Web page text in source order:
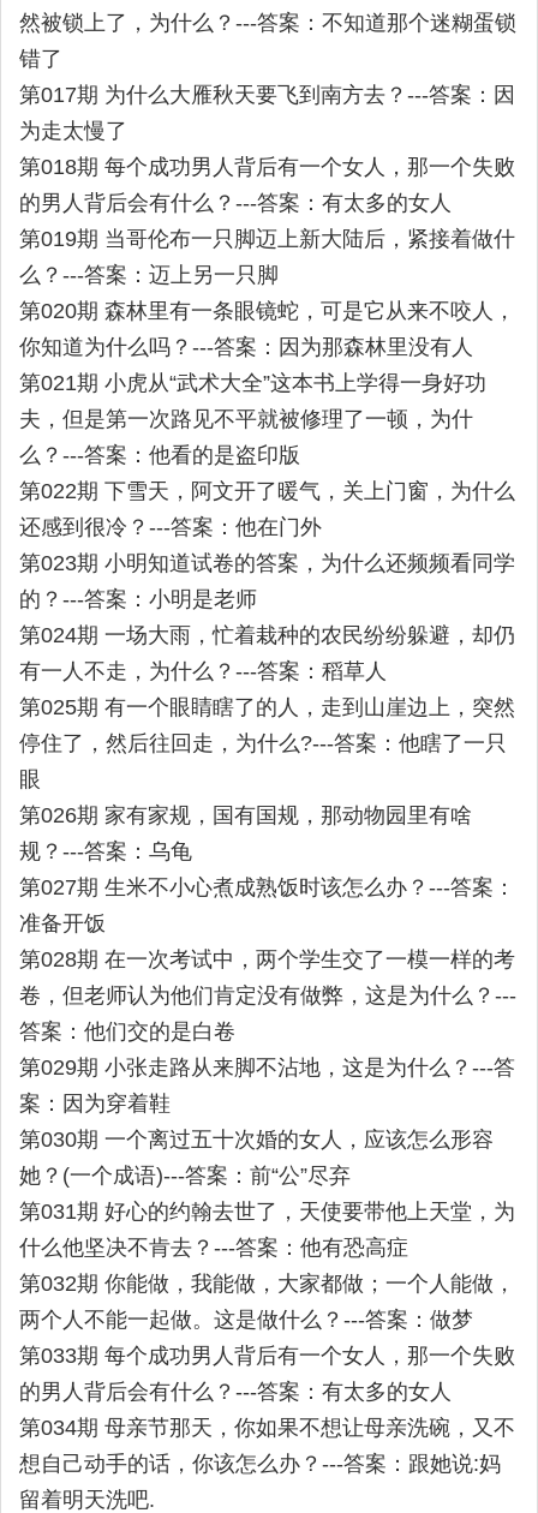
然被锁上了，为什么？---答案：不知道那个迷糊蛋锁
错了
第017期 为什么大雁秋天要飞到南方去？---答案：因
为走太慢了
第018期 每个成功男人背后有一个女人，那一个失败
的男人背后会有什么？---答案：有太多的女人
第019期 当哥伦布一只脚迈上新大陆后，紧接着做什
么？---答案：迈上另一只脚
第020期 森林里有一条眼镜蛇，可是它从来不咬人，
你知道为什么吗？---答案：因为那森林里没有人
第021期 小虎从“武术大全”这本书上学得一身好功
夫，但是第一次路见不平就被修理了一顿，为什
么？---答案：他看的是盗印版
第022期 下雪天，阿文开了暖气，关上门窗，为什么
还感到很冷？---答案：他在门外
第023期 小明知道试卷的答案，为什么还频频看同学
的？---答案：小明是老师
第024期 一场大雨，忙着栽种的农民纷纷躲避，却仍
有一人不走，为什么？---答案：稻草人
第025期 有一个眼睛瞎了的人，走到山崖边上，突然
停住了，然后往回走，为什么?---答案：他瞎了一只
眼
第026期 家有家规，国有国规，那动物园里有啥
规？---答案：乌龟
第027期 生米不小心煮成熟饭时该怎么办？---答案：
准备开饭
第028期 在一次考试中，两个学生交了一模一样的考
卷，但老师认为他们肯定没有做弊，这是为什么？---
答案：他们交的是白卷
第029期 小张走路从来脚不沾地，这是为什么？---答
案：因为穿着鞋
第030期 一个离过五十次婚的女人，应该怎么形容
她？(一个成语)---答案：前“公”尽弃
第031期 好心的约翰去世了，天使要带他上天堂，为
什么他坚决不肯去？---答案：他有恐高症
第032期 你能做，我能做，大家都做；一个人能做，
两个人不能一起做。这是做什么？---答案：做梦
第033期 每个成功男人背后有一个女人，那一个失败
的男人背后会有什么？---答案：有太多的女人
第034期 母亲节那天，你如果不想让母亲洗碗，又不
想自己动手的话，你该怎么办？---答案：跟她说:妈
留着明天洗吧.